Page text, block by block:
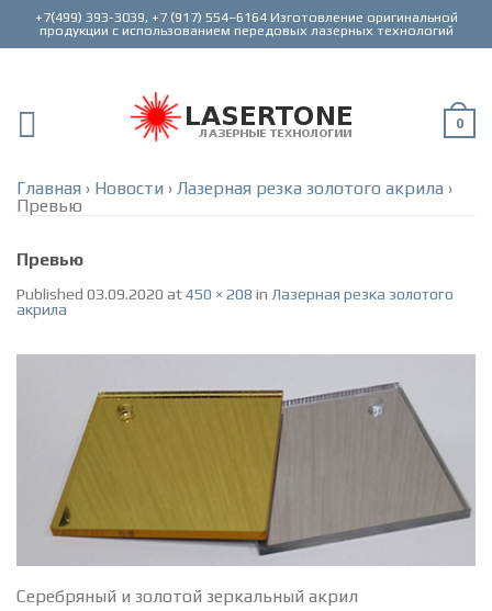
+7(499) 393-3039, +7 (917) 554–6164 Изготовление оригинальной
0
Главная › Новости › Лазерная резка золотого акрила ›
Превью
Превью
Published 03.09.2020 at450 × 208 in Лазерная резка золотого
акрила
Серебряный и золотой зеркальный акрил